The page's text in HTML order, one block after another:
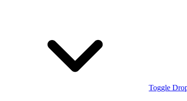
Toggle